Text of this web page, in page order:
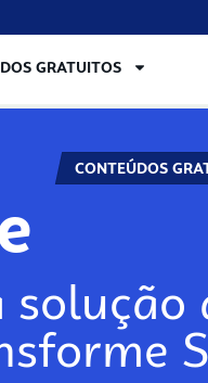
GRATUITOS
CONTEÚDOS
solução